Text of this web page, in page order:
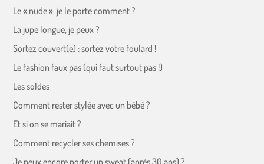
Le « nude », je le porte comment ?
La jupe longue, je peux ?
Sortez couvert(e) : sortez votre foulard !
Le fashion faux pas (qui faut surtout pas !)
Les soldes
Comment rester stylée avec un bébé ?
Et si on se mariait ?
Comment recycler ses chemises ?
Je peux encore porter un sweat (après 30 ans) ?